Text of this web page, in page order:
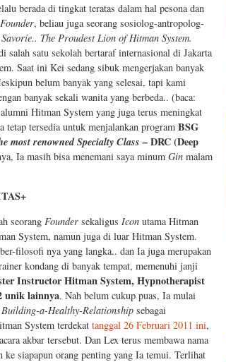
berada di tingkat teratas dalam hal pesona dan
Founder, beliau juga seorang sosiolog-antropolog-
The Proudest Lion of Hitman System.
salah satu sekolah bertaraf internasional di Jakarta
Saat ini Kei sedang sibuk mengerjakan banyak
belum banyak yang selesai, tapi kami
banyak sekali wanita yang berbeda.. (baca:
Hitman System yang juga terus meningkat
tersedia untuk menjalankan program BSG
most renowned Specialty Class –DRC (Deep
Ia masih bisa menemani saya minum Gin malam
seorang Founder sekaligus Icon utama Hitman
System, namun juga di luar Hitman System.
filosofi nya yang langka.. dan Ia juga merupakan
kondang di banyak tempat, memenuhi janji
Instructor Hitman System, Hypnotherapist
unik lainnya. Nah belum cukup puas, Ia mulai
Building-a-Healthy-Relationship sebagai
System terdekat tanggal 26 Februari 2011 ini,
akbar tersebut. Dan Lex terus membawa nama
ke siapapun orang penting yang Ia temui. Terlihat